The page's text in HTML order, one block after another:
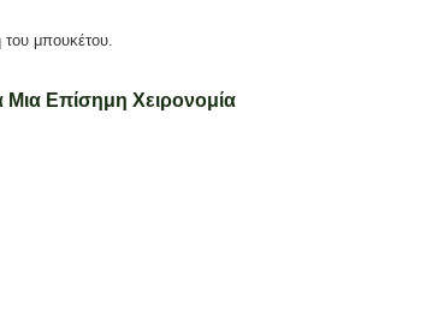
του μπουκέτου.
Μια Επίσημη Χειρονομία